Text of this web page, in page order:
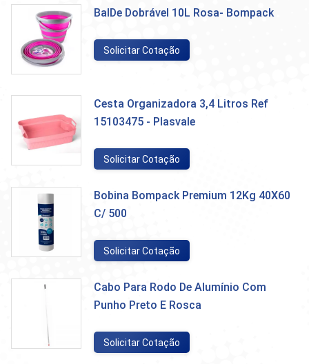
BalDe Dobrável 10L Rosa- Bompack
Solicitar Cotação
Cesta Organizadora 3,4 Litros Ref
15103475 - Plasvale
Solicitar Cotação
Bobina Bompack Premium 12Kg 40X60
C/ 500
Solicitar Cotação
Cabo Para Rodo De Alumínio Com
Punho Preto E Rosca
Solicitar Cotação